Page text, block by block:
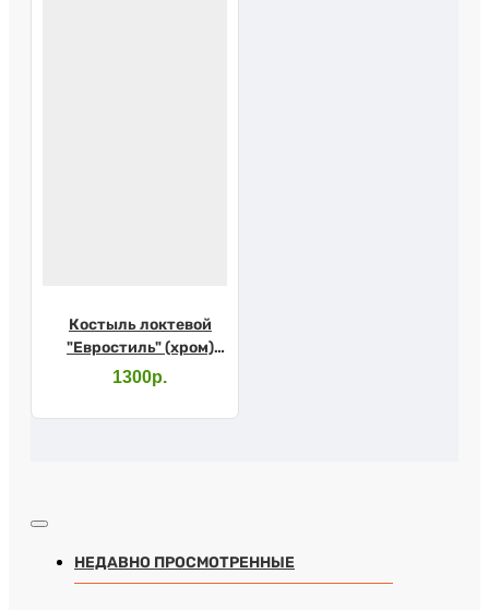
Костыль локтевой
"Евростиль" (хром)
10079SL с УПС
1300р.
НЕДАВНО ПРОСМОТРЕННЫЕ